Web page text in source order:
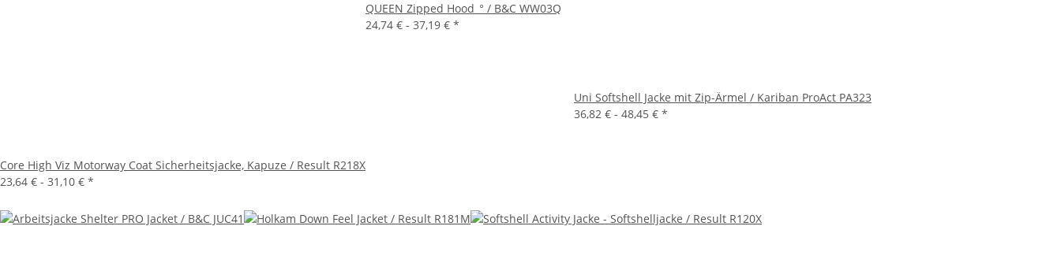
Core High Viz Motorway Coat Sicherheitsjacke, Kapuze / Result R218X
23,64 € - 31,10 € *
QUEEN Zipped Hood_° / B&C WW03Q
24,74 € - 37,19 € *
Uni Softshell Jacke mit Zip-Ärmel / Kariban ProAct PA323
36,82 € - 48,45 € *